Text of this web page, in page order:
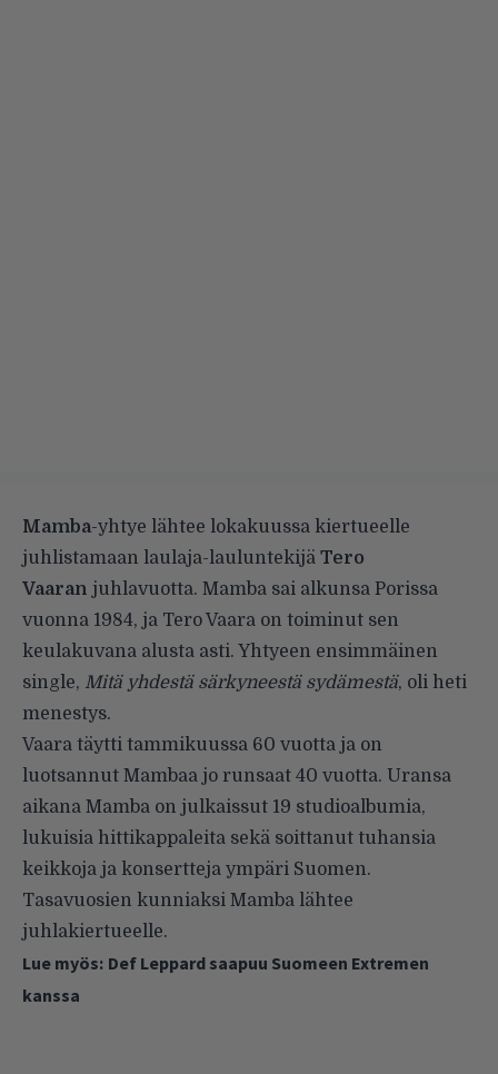
Mamba-yhtye lähtee lokakuussa kiertueelle
juhlistamaan laulaja-lauluntekijä Tero
Vaaran juhlavuotta. Mamba sai alkunsa Porissa
vuonna 1984, ja Tero Vaara on toiminut sen
keulakuvana alusta asti. Yhtyeen ensimmäinen
single, Mitä yhdestä särkyneestä sydämestä, oli heti
menestys.
Vaara täytti tammikuussa 60 vuotta ja on
luotsannut Mambaa jo runsaat 40 vuotta. Uransa
aikana Mamba on julkaissut 19 studioalbumia,
lukuisia hittikappaleita sekä soittanut tuhansia
keikkoja ja konsertteja ympäri Suomen.
Tasavuosien kunniaksi Mamba lähtee
juhlakiertueelle.
Lue myös: Def Leppard saapuu Suomeen Extremen
kanssa